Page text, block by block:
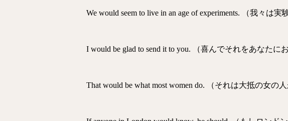
We would seem to live in an age of experiments. （我々は
I would be glad to send it to you. （喜んでそれをあなたに
That would be what most women do. （それは大抵の女の